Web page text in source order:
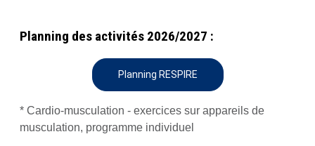
Planning des activités 2026/2027 :
Planning RESPIRE
* Cardio-musculation - exercices sur appareils de
musculation, programme individuel